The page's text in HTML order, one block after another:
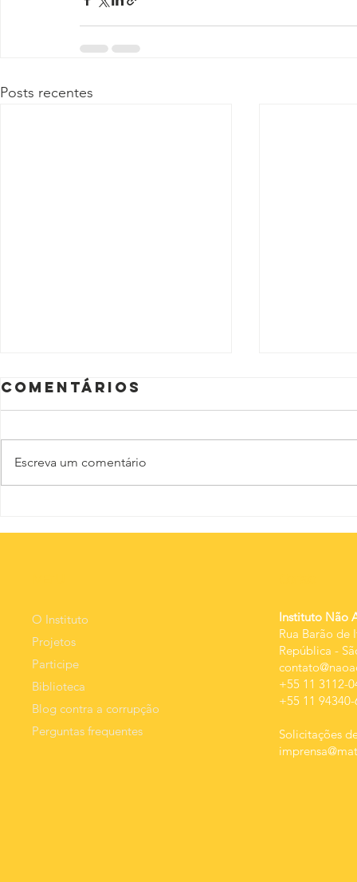
Posts recentes
minimiza o
Comentários
Escreva um comentário
O Instituto
Projetos
Participe
Biblioteca
Blog contra a corrupção
Perguntas frequentes
Instituto Não
Rua Barão de
República -
+55 11 3112-
+55 11
Solicitações